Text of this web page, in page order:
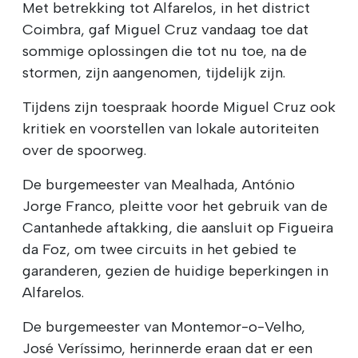
Met betrekking tot Alfarelos, in het district
Coimbra, gaf Miguel Cruz vandaag toe dat
sommige oplossingen die tot nu toe, na de
stormen, zijn aangenomen, tijdelijk zijn.
Tijdens zijn toespraak hoorde Miguel Cruz ook
kritiek en voorstellen van lokale autoriteiten
over de spoorweg.
De burgemeester van Mealhada, António
Jorge Franco, pleitte voor het gebruik van de
Cantanhede aftakking, die aansluit op Figueira
da Foz, om twee circuits in het gebied te
garanderen, gezien de huidige beperkingen in
Alfarelos.
De burgemeester van Montemor-o-Velho,
José Veríssimo, herinnerde eraan dat er een